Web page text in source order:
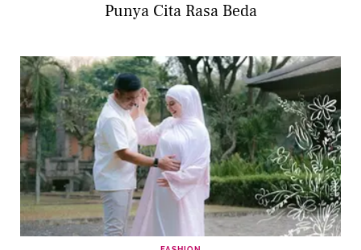
Punya Cita Rasa Beda